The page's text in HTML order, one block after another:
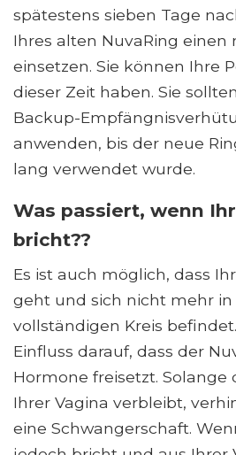
spätestens sieben Tage
Ihres alten NuvaRing einen
einsetzen. Sie können Ihre
dieser Zeit haben. Sie
Backup-
anwenden, bis der neue
lang verwendet wurde.
Was passiert, wenn
bricht??
Es ist auch möglich, dass
geht und sich nicht mehr in
vollständigen Kreis
Einfluss darauf, dass der
Hormone freisetzt. Solange
Ihrer Vagina verbleibt,
eine Schwangerschaft.